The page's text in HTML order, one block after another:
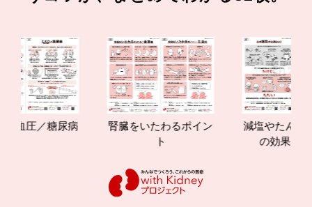
糖尿病
腎臓をいたわるポイン
減塩やたんぱく質管理
の効果と重要性